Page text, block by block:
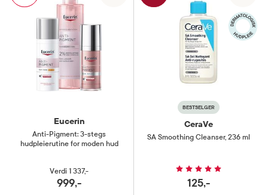
Eucerin
Anti-Pigment: 3-stegs
hudpleierutine for moden hud
Verdi 1 337,-
999,-
BESTSELGER
CeraVe
SA Smoothing Cleanser, 236 ml
125,-